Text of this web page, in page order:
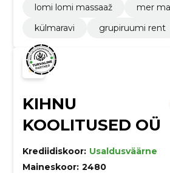
lomi lomi massaaž
mer
külmaravi
grupiruumi rent
KIHNU
KOOLITUSED OÜ
Krediidiskoor: Usaldusväärne
Maineskoor: 2480